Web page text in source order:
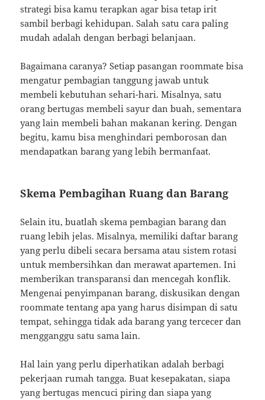
strategi bisa kamu terapkan agar bisa tetap irit
sambil berbagi kehidupan. Salah satu cara paling
mudah adalah dengan berbagi belanjaan.
Bagaimana caranya? Setiap pasangan roommate bisa
mengatur pembagian tanggung jawab untuk
membeli kebutuhan sehari-hari. Misalnya, satu
orang bertugas membeli sayur dan buah, sementara
yang lain membeli bahan makanan kering. Dengan
begitu, kamu bisa menghindari pemborosan dan
mendapatkan barang yang lebih bermanfaat.
Skema Pembagihan Ruang dan Barang
Selain itu, buatlah skema pembagian barang dan
ruang lebih jelas. Misalnya, memiliki daftar barang
yang perlu dibeli secara bersama atau sistem rotasi
untuk membersihkan dan merawat apartemen. Ini
memberikan transparansi dan mencegah konflik.
Mengenai penyimpanan barang, diskusikan dengan
roommate tentang apa yang harus disimpan di satu
tempat, sehingga tidak ada barang yang tercecer dan
mengganggu satu sama lain.
Hal lain yang perlu diperhatikan adalah berbagi
pekerjaan rumah tangga. Buat kesepakatan, siapa
yang bertugas mencuci piring dan siapa yang